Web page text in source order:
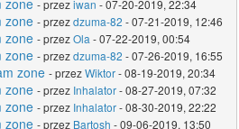
- przeziwan - 07-20-2019, 22:34
zone - przezdzuma-82 - 07-21-2019, 12:46
zone - przezOla - 07-22-2019, 00:54
zone - przezdzuma-82 - 07-26-2019, 16:55
zone - przezWiktor- 08-19-2019, 20:34
zone - przez Inhalator- 08-27-2019, 07:32
zone - przez Inhalator- 08-30-2019, 22:22
zone - przez Bartosh - 09-06-2019, 13:50